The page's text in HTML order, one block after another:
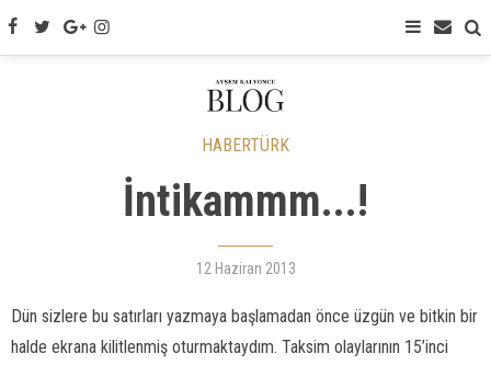
HABERTÜRK
İntikammm...!
12 Haziran 2013
Dün sizlere bu satırları yazmaya başlamadan önce üzgün ve bitkin bir
halde ekrana kilitlenmiş oturmaktaydım. Taksim olaylarının 15’inci